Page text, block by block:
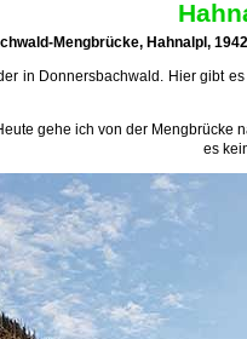
Mengbrücke, Hahnalpl,
in Donnersbachwald. Hier gibt
gehe ich von der
es